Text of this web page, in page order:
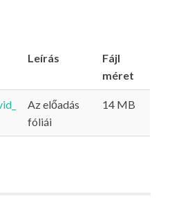
Leírás
Fájl
méret
Az előadás
fóliái
14 MB